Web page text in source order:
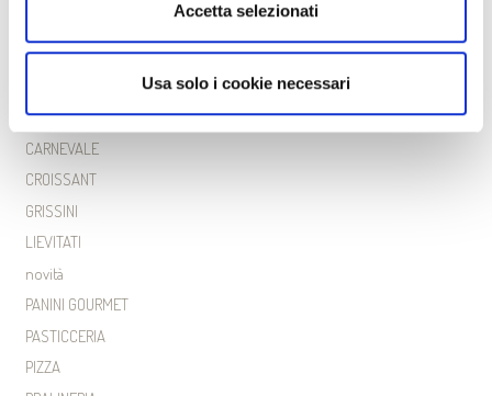
Accetta selezionati
Usa solo i cookie necessari
Categorie
BISCOTTI
CARNEVALE
CROISSANT
GRISSINI
LIEVITATI
novità
PANINI GOURMET
PASTICCERIA
PIZZA